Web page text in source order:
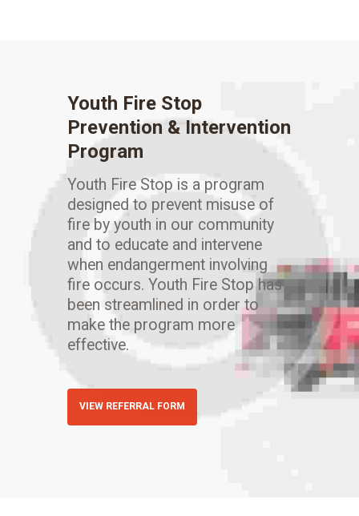
Youth Fire Stop
Prevention & Intervention
Program
Youth Fire Stop is a program
designed to prevent misuse of
fire by youth in our community
and to educate and intervene
when endangerment involving
fire occurs. Youth Fire Stop has
been streamlined in order to
make the program more
effective.
VIEW REFERRAL FORM